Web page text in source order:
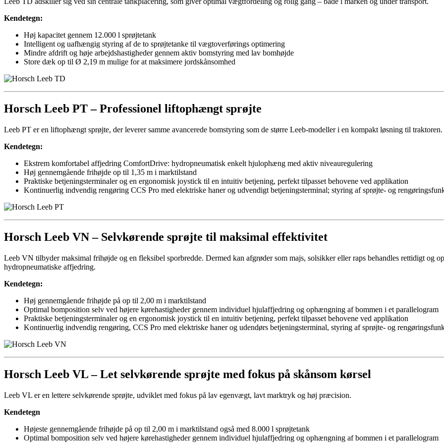
Kendetegn:
Høj kapacitet gennem 12.000 l sprøjtetank
Intelligent og uafhængig styring af de to sprøjtetanke til vægtoverførings optimering
Mindre afdrift og høje arbejdshastigheder gennem aktiv bomstyring med lav bomhøjde
Store dæk op til Ø 2,19 m mulige for at maksimere jordskånsomhed
Horsch Leeb PT –Professionel liftophængt sprøjte
Leeb PT er en liftophængt sprøjte, der leverer samme avancerede bomstyring som de større Leeb‑modeller i en kompakt løsning til traktoren.
Kendetegn:
Ekstrem komfortabel affjedring ComfortDrive: hydropneumatisk enkelt hjulophæng med aktiv niveauregulering
Høj gennemgående frihøjde op til 1,35 m i marktilstand
Praktiske betjeningsterminaler og en ergonomisk joystick til en intuitiv betjening, perfekt tilpasset behovene ved applikation
Kontinuerlig indvendig rengøring CCS Pro med elektriske haner og udvendigt betjeningsterminal; styring af sprøjte- og
Horsch Leeb VN – Selv­kørende sprøjte til maksimal effektivitet
Leeb VN tilbyder maksimal frihøjde og en fleksibel sporbredde. Dermed kan afgrøder som majs, solsikker eller raps behandles rettidigt og
hydropneumatiske affjedring.
Kendetegn:
Høj gennemgående frihøjde på op til 2,00 m i marktilstand
Optimal bomposition selv ved højere kørehastigheder gennem individuel hjulaffjedring og ophængning af bommen i et parallelogram
Praktiske betjeningsterminaler og en ergonomisk joystick til en intuitiv betjening, perfekt tilpasset behovene ved applikation
Kontinuerlig indvendig rengøring, CCS Pro med elektriske haner og udendørs betjeningsterminal, styring af sprøjte- og
Horsch Leeb VL –Let selvkørende sprøjte med fokus på skånsom kørsel
Leeb VL er en lettere selvkørende sprøjte, udviklet med fokus på lav egenvægt, lavt marktryk og høj præcision.
Kendetegn
Højeste gennemgående frihøjde på op til 2,00 m i marktilstand også med 8.000 l sprøjtetank
Optimal bomposition selv ved højere kørehastigheder gennem individuel hjulaffjedring og ophængning af bommen i et parallelogram